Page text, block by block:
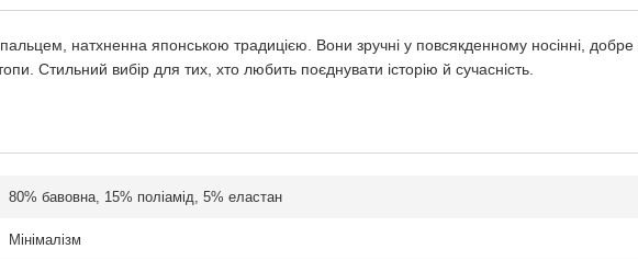
натхненна японською традицією. Вони зручні у повсякденному носінні, добре
Стильний вибір для тих, хто любить поєднувати історію й сучасність.
80% бавовна, 15% поліамід, 5% еластан
Мінімалізм